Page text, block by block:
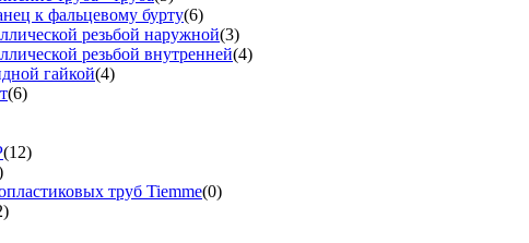
к фальцевому бурту(6)
резьбой наружной(3)
резьбой внутренней(4)
гайкой(4)
(6)
(12)
труб Tiemme(0)